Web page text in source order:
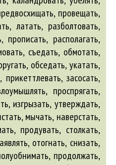
провещать,
латать, разболтовать,
располагать,
съедать, обмотать,
обседать, укатать,
засосать,
проспрягать,
изгрызать, утверждать,
мычать, наверстать,
продувать, столкать,
отогнать, снизать,
продолжать,